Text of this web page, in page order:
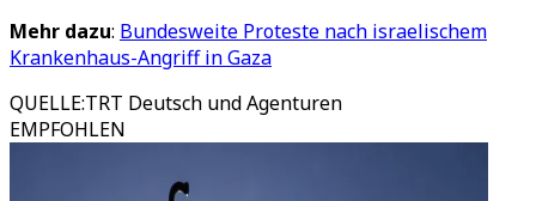
Mehr dazu: Bundesweite Proteste nach israelischem
Krankenhaus-Angriff in Gaza
QUELLE:TRT Deutsch und Agenturen
EMPFOHLEN